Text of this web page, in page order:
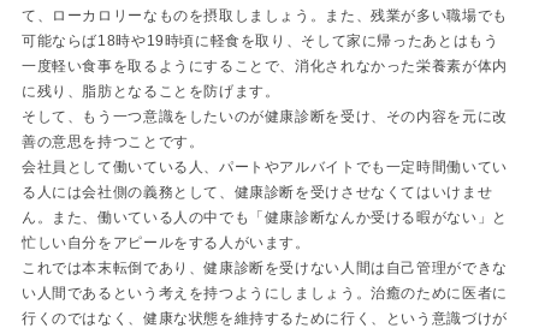
て、ローカロリーなものを摂取しましょう。また、残業が多い職場でも
可能ならば18時や19時頃に軽食を取り、そして家に帰ったあとはもう
一度軽い食事を取るようにすることで、消化されなかった栄養素が体内
に残り、脂肪となることを防げます。
そして、もう一つ意識をしたいのが健康診断を受け、その内容を元に改
善の意思を持つことです。
会社員として働いている人、パートやアルバイトでも一定時間働いてい
る人には会社側の義務として、健康診断を受けさせなくてはいけませ
ん。また、働いている人の中でも「健康診断なんか受ける暇がない」と
忙しい自分をアピールをする人がいます。
これでは本末転倒であり、健康診断を受けない人間は自己管理ができな
い人間であるという考えを持つようにしましょう。治癒のために医者に
行くのではなく、健康な状態を維持するために行く、という意識づけが